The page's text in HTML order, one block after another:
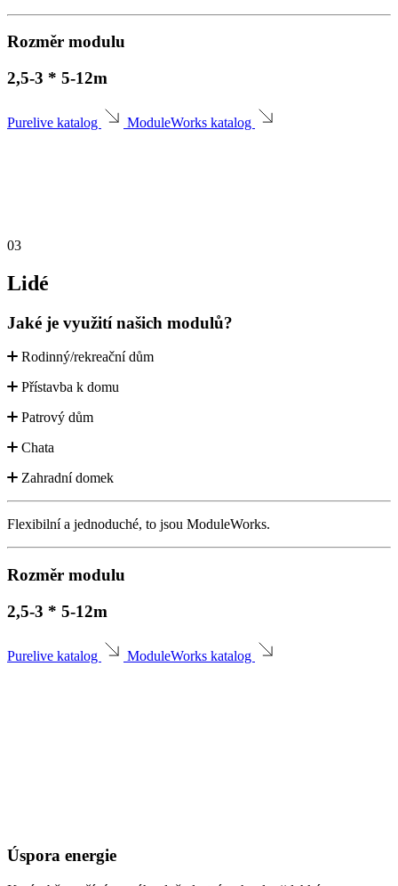
Rozměr modulu
2,5-3 * 5-12m
Purelive katalog ModuleWorks katalog
03
Lidé
Jaké je využití našich modulů?
Rodinný/rekreační dům
Přístavba k domu
Patrový dům
Chata
Zahradní domek
Flexibilní a jednoduché, to jsou ModuleWorks.
Rozměr modulu
2,5-3 * 5-12m
Purelive katalog ModuleWorks katalog
Úspora energie